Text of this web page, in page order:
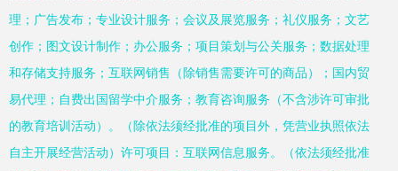
理；广告发布；专业设计服务；会议及展览服务；礼仪服务；文艺
创作；图文设计制作；办公服务；项目策划与公关服务；数据处理
和存储支持服务；互联网销售（除销售需要许可的商品）；国内贸
易代理；自费出国留学中介服务；教育咨询服务（不含涉许可审批
的教育培训活动）。（除依法须经批准的项目外，凭营业执照依法
自主开展经营活动）许可项目：互联网信息服务。（依法须经批准